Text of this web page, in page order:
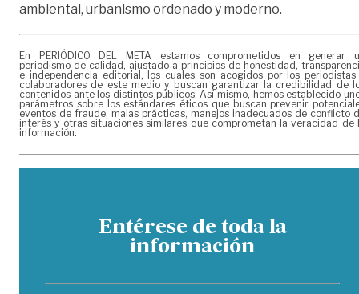
ambiental, urbanismo ordenado y moderno.
En PERIÓDICO DEL META estamos comprometidos en generar
periodismo de calidad, ajustado a principios de honestidad,
e independencia editorial, los cuales son acogidos por los periodistas
colaboradores de este medio y buscan garantizar la credibilidad de
contenidos ante los distintos públicos. Así mismo, hemos establecido
parámetros sobre los estándares éticos que buscan prevenir
eventos de fraude, malas prácticas, manejos inadecuados de conflicto
interés y otras situaciones similares que comprometan la veracidad de
información.
Entérese de toda la
información